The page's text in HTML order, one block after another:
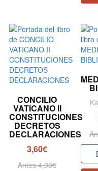
CONCILIO
VATICANO II
CONSTITUCIONES
DECRETOS
DECLARACIONES
3,60€
Antes 4,00€